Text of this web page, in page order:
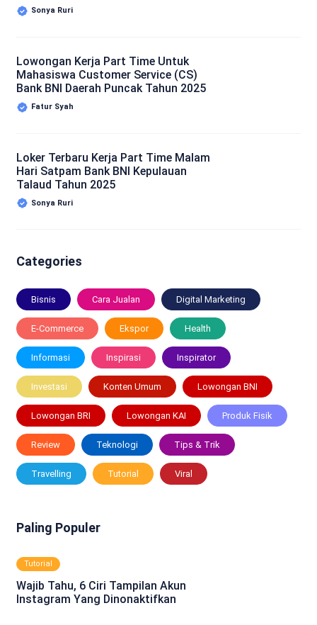
Sonya Ruri
Lowongan Kerja Part Time Untuk
Mahasiswa Customer Service (CS)
Bank BNI Daerah Puncak Tahun 2025
Fatur Syah
Loker Terbaru Kerja Part Time Malam
Hari Satpam Bank BNI Kepulauan
Talaud Tahun 2025
Sonya Ruri
Categories
Bisnis Cara Jualan Digital Marketing
E-Commerce Ekspor Health
Informasi Inspirasi Inspirator
Investasi Konten Umum Lowongan BNI
Lowongan BRI Lowongan KAI Produk Fisik
Review Teknologi Tips & Trik
Travelling Tutorial Viral
Paling Populer
Tutorial
Wajib Tahu, 6 Ciri Tampilan Akun
Instagram Yang Dinonaktifkan